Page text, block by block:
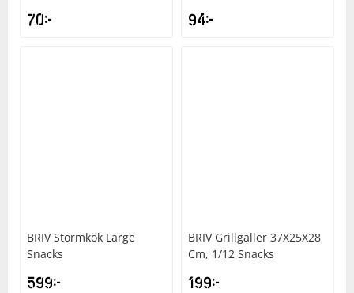
70kr 94kr
BRIV Stormkök Large
Snacks
599kr
BRIV Grillgaller 37X25X28
Cm, 1/12 Snacks
199kr